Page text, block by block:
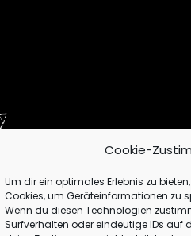
Cookie-
Um dir ein optimales Erlebnis zu
Cookies, um Geräteinformationen zu
Wenn du diesen Technologien
Surfverhalten oder eindeutige IDs auf